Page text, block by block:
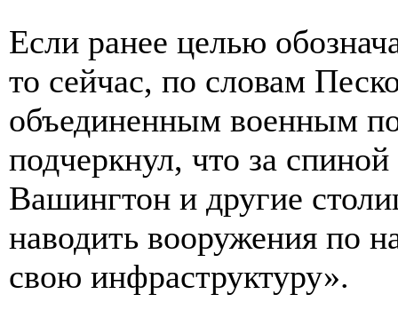
Если ранее целью
то сейчас, по словам
объединенным военным
подчеркнул, что за
Вашингтон и другие
наводить вооружения по
свою инфраструктуру».